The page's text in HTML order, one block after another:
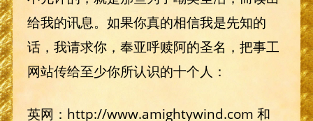
给我的讯息。如果你真的相信我是先知的
话，我请求你，奉亚呼赎阿的圣名，把事工
网站传给至少你所认识的十个人：
英网：http://www.amightywind.com 和